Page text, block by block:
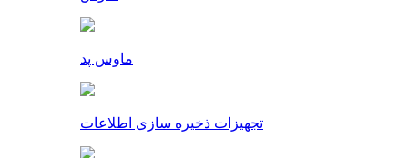
ماوس پد
تجهیزات ذخیره سازی اطلاعات